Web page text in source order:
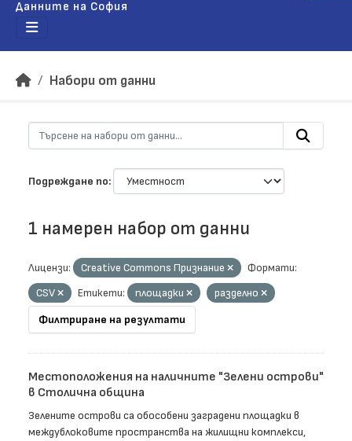
Данните на София
Набори от данни
Подреждане по
1 намерен набор от данни
Лицензи: Creative Commons Признание
Формати:
CSV
Етикети: площадки
разделно
Филтриране на резултати
Местоположения на наличните "Зелени острови"
в Столична община
Зелените острови са обособени заградени площадки в
междублоковите пространства на жилищни комплекси,